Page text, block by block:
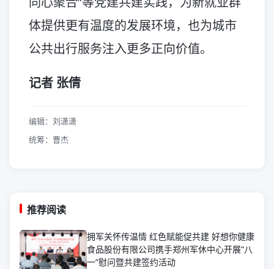
体提供更有温度的发展环境，也为城市
公共出行服务注入更多正向价值。
记者 张倩
编辑：刘潇潇
统筹：曹杰
推荐阅读
拥军关怀传温情 红色赋能促共建 好想你健康
食品股份有限公司携手郑州军休中心开展“八
一”慰问暨共建签约活动